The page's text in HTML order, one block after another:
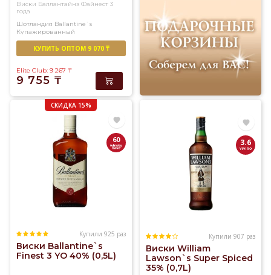
Виски Баллантайнз Файнест 3
года
Шотландия Ballantine`s
Купажированный
КУПИТЬ ОПТОМ 9 070 ₸
Elite Club: 9 267 ₸
9 755 ₸
СКИДКА 15%
60
Купили 925 раз
Виски Ballantine`s
Finest 3 YO 40% (0,5L)
3.6
Купили 907 раз
Виски William
Lawson`s Super Spiced
35% (0,7L)